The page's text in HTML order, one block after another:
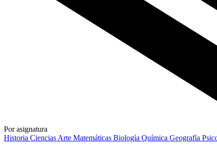
Por asignatura
Historia Ciencias Arte Matemáticas Biología Química Geografía